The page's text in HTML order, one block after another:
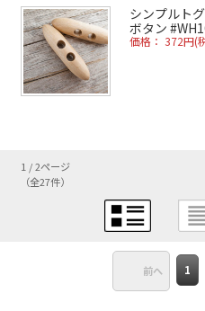
シンプルト
ボタン
価格： 372円(
1 / 2ページ
（全27件）
前へ 1